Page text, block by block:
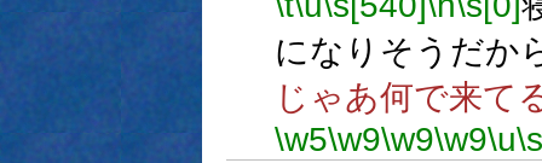
になりそうだか
じゃあ何で来て
\w5\w9\w9\w9\u